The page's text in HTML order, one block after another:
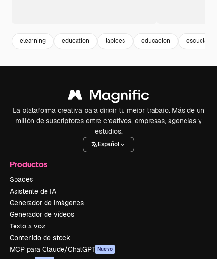
elearning education lapices educacion escuela
La plataforma creativa para dirigir tu mejor trabajo. Más de un
millón de suscriptores entre creativos, empresas, agencias y
estudios.
Español
Productos
Spaces
Asistente de IA
Generador de imágenes
Generador de vídeos
Texto a voz
Contenido de stock
MCP para Claude/ChatGPT Nuevo